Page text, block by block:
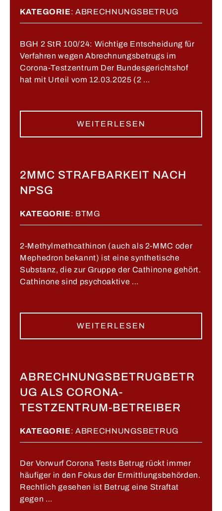
KATEGORIE:ABRECHNUNGSBETRUG
BGH 2 StR 100/24: Wichtige Entscheidung für
Verfahren wegen Abrechnungsbetrugs im
Corona-Testzentrum Der Bundesgerichtshof
hat mit Urteil vom 12.03.2025 (2 …
WEITERLESEN
​2MMC STRAFBARKEIT NACH
NPSG
KATEGORIE: BTMG
2-Methylmethcathinon (auch als 2-MMC oder
Mephedron bekannt) ist eine synthetische
Substanz, die zur Gruppe der Cathinone gehört.
Cathinone sind psychoaktive …
WEITERLESEN
ABRECHNUNGSBETRUGBETR
UG ALS CORONA-
TESTZENTRUM-BETREIBER
KATEGORIE:ABRECHNUNGSBETRUG
Der Vorwurf Corona Tests Betrug rückt immer
häufiger in den Fokus der Ermittlungsbehörden.
Rechtlich gesehen ist Betrug eine Straftat
gegen …